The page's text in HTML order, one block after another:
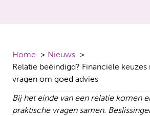
Home
Nieuws
Relatie beëindigd? Financiële
vragen om goed advies
Bij het einde van een relatie komen
praktische vragen samen.